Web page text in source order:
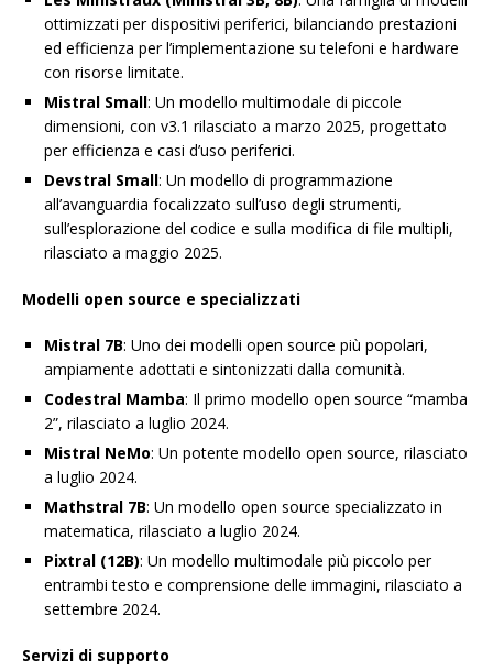
ottimizzati per dispositivi periferici, bilanciando prestazioni
ed efficienza per l’implementazione su telefoni e hardware
con risorse limitate.
Mistral Small: Un modello multimodale di piccole
dimensioni, con v3.1 rilasciato a marzo 2025, progettato
per efficienza e casi d’uso periferici.
Devstral Small: Un modello di programmazione
all’avanguardia focalizzato sull’uso degli strumenti,
sull’esplorazione del codice e sulla modifica di file multipli,
rilasciato a maggio 2025.
Modelli open source e specializzati
Mistral 7B: Uno dei modelli open source più popolari,
ampiamente adottati e sintonizzati dalla comunità.
Codestral Mamba: Il primo modello open source “mamba
2”, rilasciato a luglio 2024.
Mistral NeMo: Un potente modello open source, rilasciato
a luglio 2024.
Mathstral 7B: Un modello open source specializzato in
matematica, rilasciato a luglio 2024.
Pixtral (12B): Un modello multimodale più piccolo per
entrambi testo e comprensione delle immagini, rilasciato a
settembre 2024.
Servizi di supporto